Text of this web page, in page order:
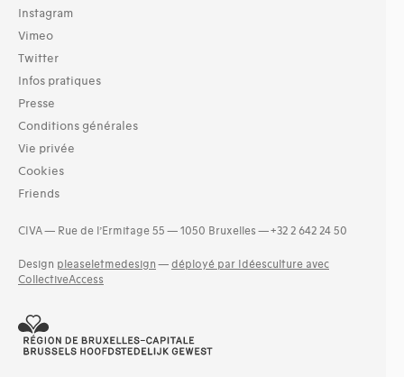
Instagram
Vimeo
Twitter
Infos pratiques
Presse
Conditions générales
Vie privée
Cookies
Friends
CIVA — Rue de l’Ermitage 55 — 1050 Bruxelles — +32 2 642 24 50
Design pleaseletmedesign — déployé par Idéesculture avec
CollectiveAccess